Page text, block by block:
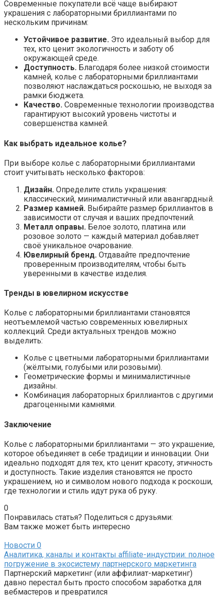
Современные покупатели всё чаще выбирают
украшения с лабораторными бриллиантами по
нескольким причинам:
Устойчивое развитие. Это идеальный выбор для
тех, кто ценит экологичность и заботу об
окружающей среде.
Доступность. Благодаря более низкой стоимости
камней, колье с лабораторными бриллиантами
позволяют наслаждаться роскошью, не выходя за
рамки бюджета.
Качество. Современные технологии производства
гарантируют высокий уровень чистоты и
совершенства камней.
Как выбрать идеальное колье?
При выборе колье с лабораторными бриллиантами
стоит учитывать несколько факторов:
Дизайн. Определите стиль украшения:
классический, минималистичный или авангардный.
Размер камней. Выбирайте размер бриллиантов в
зависимости от случая и ваших предпочтений.
Металл оправы. Белое золото, платина или
розовое золото — каждый материал добавляет
своё уникальное очарование.
Ювелирный бренд. Отдавайте предпочтение
проверенным производителям, чтобы быть
уверенными в качестве изделия.
Тренды в ювелирном искусстве
Колье с лабораторными бриллиантами становятся
неотъемлемой частью современных ювелирных
коллекций. Среди актуальных трендов можно
выделить:
Колье с цветными лабораторными бриллиантами
(жёлтыми, голубыми или розовыми).
Геометрические формы и минималистичные
дизайны.
Комбинация лабораторных бриллиантов с другими
драгоценными камнями.
Заключение
Колье с лабораторными бриллиантами — это украшение,
которое объединяет в себе традиции и инновации. Они
идеально подходят для тех, кто ценит красоту, этичность
и доступность. Такие изделия становятся не просто
украшением, но и символом нового подхода к роскоши,
где технологии и стиль идут рука об руку.
0
Понравилась статья? Поделиться с друзьями:
Вам также может быть интересно
Новости 0
Аналитика, каналы и контакты affiliate-индустрии: полное
погружение в экосистему партнерского маркетинга
Партнерский маркетинг (или аффилиат-маркетинг)
давно перестал быть просто способом заработка для
вебмастеров и превратился